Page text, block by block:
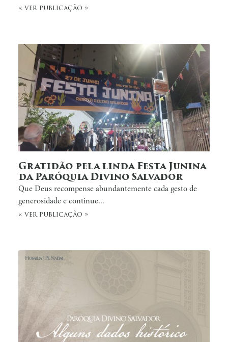
« ver publicação »
Gratidão pela linda Festa Junina
da Paróquia Divino Salvador
Que Deus recompense abundantemente cada gesto de
generosidade e continue...
« ver publicação »